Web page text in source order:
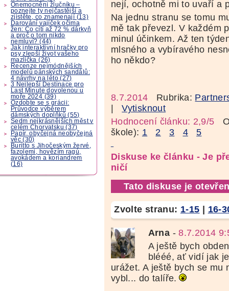
Onemocnění žlučníku –
poznejte ty nejčastější a
zjistěte, co znamenají (13)
Darování vajíček očima
žen: Co cítí až 72 % dárkyň
a proč o tom nikdo
nemluví? (44)
Jak interaktivní hračky pro
psy zlepší život vašeho
mazlíčka (26)
Recenze nejmódnějších
modelů pánských sandálů:
4 návrhy na léto (27)
3 Nejlepší Destinace pro
Last Minute dovolenou u
moře 2024 (39)
Ozdobte se s grácii:
Průvodce výběrem
dámských doplňků (55)
Sedm nejkrásnějších měst v
celém Chorvatsku (37)
Papír, obyčejná neobyčejná
věc (30)
Buritto s Jihočeským žervé,
fazolemi, hovězím ragú,
avokádem a koriandrem
(16)
nejí, ochotně mi to uvaří a
Na jednu stranu se tomu
mě tak převezl. V každém
minul účinkem. Až ten
mlsného a vybíravého
ho někdo?
8.7.2014 Rubrika:
|Vytisknout
Hodnocení článku: 2,9/5
škole): 1 2 3 4 5
Diskuse ke článku - Je
ničí
Tato diskuse je
Zvolte stranu: 1-15 | 16-
Arna -8.7.2014
A ještě bych
blééé, ať vidí jak
urážet. A ještě bych se mu
vybl... do talíře.